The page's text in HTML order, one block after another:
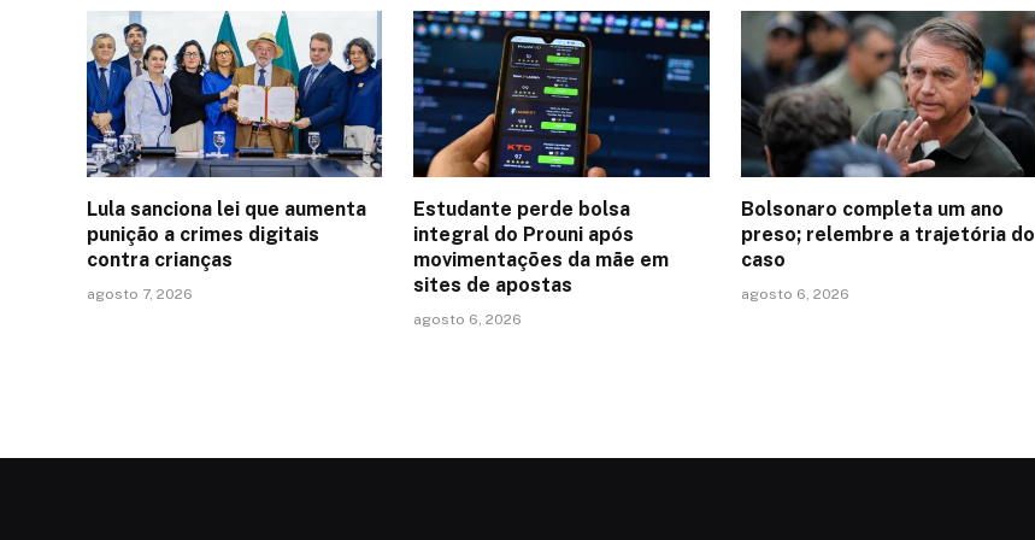
Lula sanciona lei que aumenta
punição a crimes digitais
contra crianças
agosto 7, 2026
Estudante perde bolsa
integral do Prouni após
movimentações da mãe em
sites de apostas
agosto 6, 2026
Bolsonaro completa um ano
preso; relembre a trajetória do
caso
agosto 6, 2026